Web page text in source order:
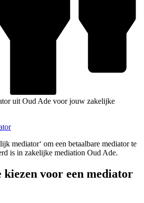
uit Oud Ade voor jouw zakelijke
mediator‘ om een betaalbare mediator te
is in zakelijke mediation Oud Ade.
kiezen voor een mediator